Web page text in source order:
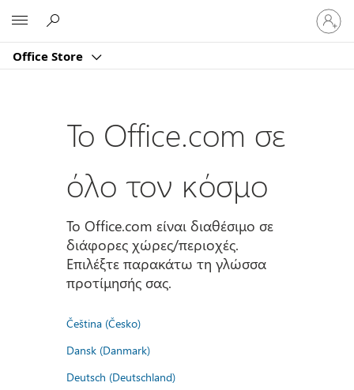
Office Store
Είσοδος
στον
Το Office.com σε
όλο τον κόσμο
Το Office.com είναι διαθέσιμο σε
διάφορες χώρες/περιοχές.
Επιλέξτε παρακάτω τη γλώσσα
προτίμησής σας.
Čeština (Česko)
Dansk (Danmark)
Deutsch (Deutschland)